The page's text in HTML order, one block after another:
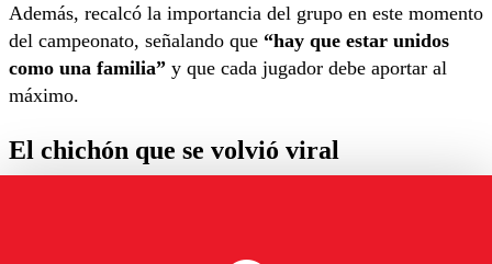
Además, recalcó la importancia del grupo en este momento
del campeonato, señalando que “hay que estar unidos
como una familia” y que cada jugador debe aportar al
máximo.
El chichón que se volvió viral
rápidamente se viralizó en redes sociales.